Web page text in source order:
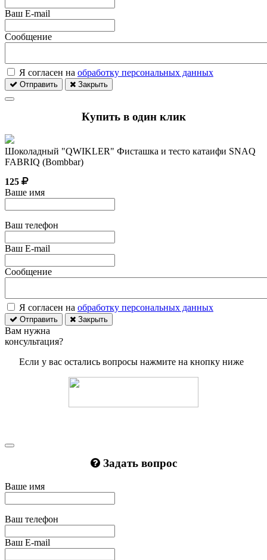
Ваш E-mail
Сообщение
Я согласен на обработку персональных данных
Отправить Закрыть
Купить в один клик
Шоколадный "QWIKLER" Фисташка и тесто катаифи SNAQ
FABRIQ (Bombbar)
125
Ваше имя
Ваш телефон
Ваш E-mail
Сообщение
Я согласен на обработку персональных данных
Отправить Закрыть
Вам нужна
консультация?
Если у вас остались вопросы нажмите на кнопку ниже
Задать вопрос
Ваше имя
Ваш телефон
Ваш E-mail